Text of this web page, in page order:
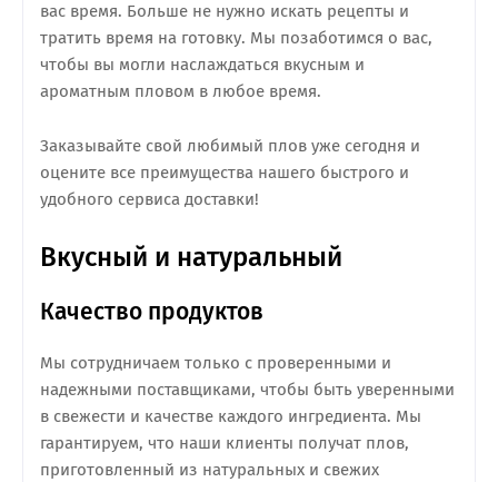
вас время. Больше не нужно искать рецепты и
тратить время на готовку. Мы позаботимся о вас,
чтобы вы могли наслаждаться вкусным и
ароматным пловом в любое время.
Заказывайте свой любимый плов уже сегодня и
оцените все преимущества нашего быстрого и
удобного сервиса доставки!
Вкусный и натуральный
Качество продуктов
Мы сотрудничаем только с проверенными и
надежными поставщиками, чтобы быть уверенными
в свежести и качестве каждого ингредиента. Мы
гарантируем, что наши клиенты получат плов,
приготовленный из натуральных и свежих